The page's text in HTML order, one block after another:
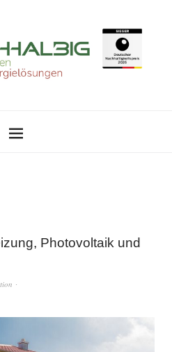
Photovoltaik und